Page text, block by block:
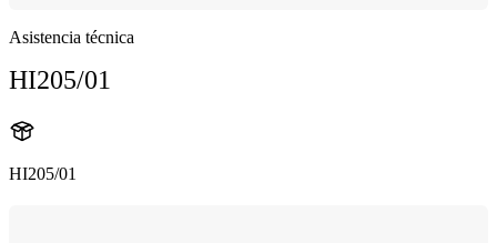
Asistencia técnica
HI205/01
HI205/01